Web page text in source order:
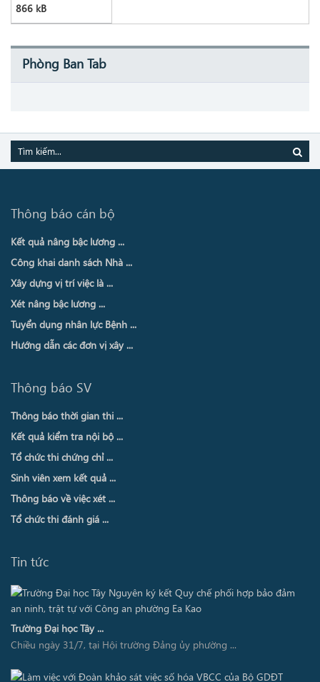
866 kB
Phòng Ban Tab
Thông báo cán bộ
Kết quả nâng bậc lương ...
Công khai danh sách Nhà ...
Xây dựng vị trí việc là ...
Xét nâng bậc lương ...
Tuyển dụng nhân lực Bệnh ...
Hướng dẫn các đơn vị xây ...
Thông báo SV
Thông báo thời gian thi ...
Kết quả kiểm tra nội bộ ...
Tổ chức thi chứng chỉ ...
Sinh viên xem kết quả ...
Thông báo về việc xét ...
Tổ chức thi đánh giá ...
Tin tức
Trường Đại học Tây ...
Chiều ngày 31/7, tại Hội trường Đảng ủy phường ...